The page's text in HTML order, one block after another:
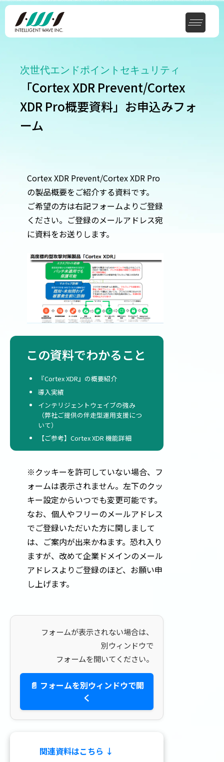
次世代エンドポイントセキュリティ
「Cortex XDR Prevent/Cortex
XDR Pro概要資料」お申込みフォ
ーム
Cortex XDR Prevent/Cortex XDR Pro
の製品概要をご紹介する資料です。
ご希望の方は右記フォームよりご登録
ください。ご登録のメールアドレス宛
に資料をお送りします。
この資料でわかること
『Cortex XDR』の概要紹介
導入実績
インテリジェントウェイブの強み
（弊社ご提供の伴走型運用支援につ
いて）
【ご参考】Cortex XDR 機能詳細
※クッキーを許可していない場合、フ
ォームは表示されません。左下のクッ
キー設定からいつでも変更可能です。
なお、個人やフリーのメールアドレス
でご登録いただいた方に関しまして
は、ご案内が出来かねます。恐れ入り
ますが、改めて企業ドメインのメール
アドレスよりご登録のほど、お願い申
し上げます。
フォームが表示されない場合は、
別ウィンドウで
フォームを開いてください。
📄 フォームを別ウィンドウで開
く
関連資料はこちら ↓